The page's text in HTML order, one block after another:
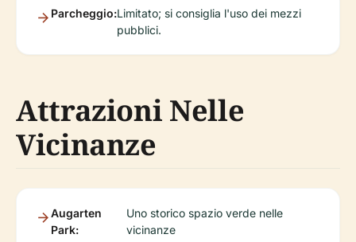
Parcheggio:Limitato; si consiglia l'uso dei mezzi
pubblici.
Attrazioni Nelle
Vicinanze
Augarten
Park:
Uno storico spazio verde nelle
vicinanze